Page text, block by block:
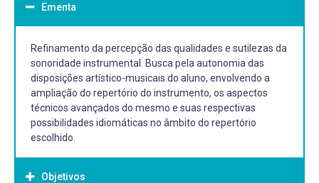
Ementa
Refinamento da percepção das qualidades e sutilezas da
sonoridade instrumental. Busca pela autonomia das
disposições artístico-musicais do aluno, envolvendo a
ampliação do repertório do instrumento, os aspectos
técnicos avançados do mesmo e suas respectivas
possibilidades idiomáticas no âmbito do repertório
escolhido.
Objetivos